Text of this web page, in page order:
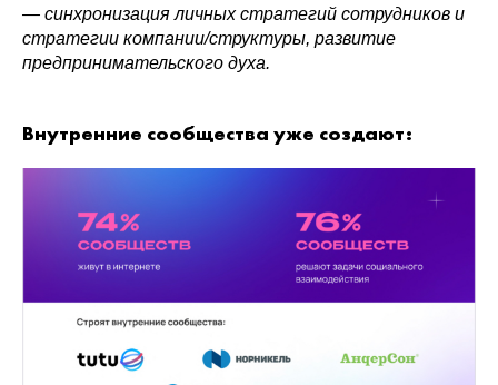
— синхронизация личных стратегий сотрудников и
стратегии компании/структуры, развитие
предпринимательского духа.
Внутренние сообщества уже создают: